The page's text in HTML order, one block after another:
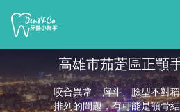
高雄市茄萣區正顎
咬合異常、戽斗、臉型不對
排列的問題，有可能是顎骨